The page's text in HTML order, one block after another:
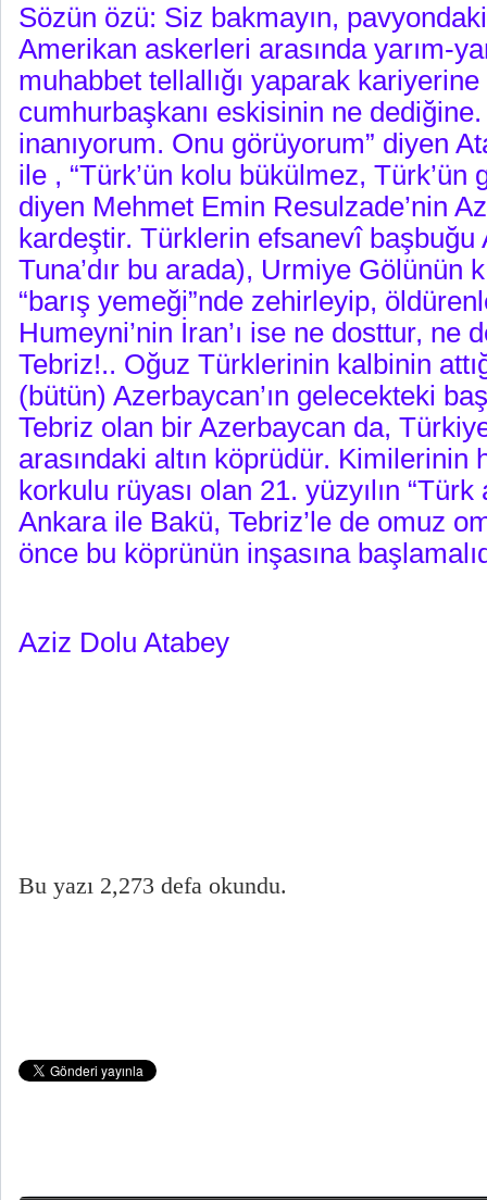
Sözün özü: Siz bakmayın,
Amerikan askerleri arasında yarım-
muhabbet tellallığı yaparak kariyerine
cumhurbaşkanı eskisinin ne
inanıyorum. Onu görüyorum” diyen
ile , “Türk’ün kolu bükülmez, Türk’ün
diyen Mehmet Emin Resulzade’nin
kardeştir. Türklerin efsanevî başbuğu
Tuna’dır bu arada), Urmiye Gölünün
“barış yemeği”nde zehirleyip,
Humeyni’nin İran’ı ise ne dosttur,
Tebriz!.. Oğuz Türklerinin kalbinin
(bütün) Azerbaycan’ın gelecekteki
Tebriz olan bir Azerbaycan da,
arasındaki altın köprüdür. Kimilerinin
korkulu rüyası olan 21. yüzyılın “Türk
Ankara ile Bakü, Tebriz’le de omuz
önce bu köprünün inşasına
Aziz Dolu Atabey
Bu yazı 2,273 defa okundu.